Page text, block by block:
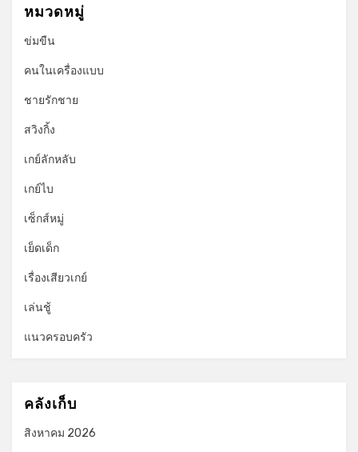
หมวดหมู่
ข่มขืน
คนในเครื่องแบบ
ชายรักชาย
สวิงกิ้ง
เกย์ลักหลับ
เกย์ไบ
เซ็กส์หมู่
เย็ดเด็ก
เรื่องเสียวเกย์
เล่นชู้
แนวครอบครัว
คลังเก็บ
สิงหาคม 2026